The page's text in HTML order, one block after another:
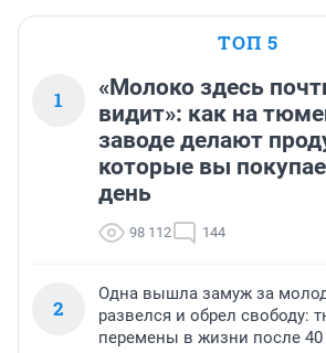
ТОП 5
1
«Молоко здесь
видит»: как на
заводе делают
которые вы
день
98 112 144
2
Одна вышла замуж за
развелся и обрел свободу:
перемены в жизни после 40